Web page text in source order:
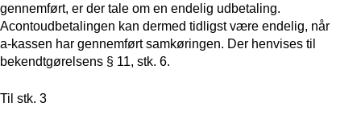
gennemført, er der tale om en endelig udbetaling.
Acontoudbetalingen kan dermed tidligst være endelig, når
a-kassen har gennemført samkøringen. Der henvises til
bekendtgørelsens § 11, stk. 6.
Til stk. 3